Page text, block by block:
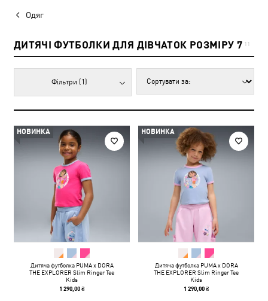
Одяг
ДИТЯЧІ ФУТБОЛКИ ДЛЯ ДІВЧАТОК РОЗМІРУ 7 11
Фільтри (1)
НОВИНКА
Дитяча футболка PUMA x DORA
THE EXPLORER Slim Ringer Tee
Kids
1 290,00 ₴
НОВИНКА
Дитяча футболка PUMA x DORA
THE EXPLORER Slim Ringer Tee
Kids
1 290,00 ₴